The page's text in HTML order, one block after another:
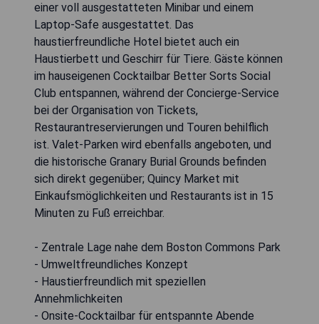
einer voll ausgestatteten Minibar und einem
Laptop-Safe ausgestattet. Das
haustierfreundliche Hotel bietet auch ein
Haustierbett und Geschirr für Tiere. Gäste können
im hauseigenen Cocktailbar Better Sorts Social
Club entspannen, während der Concierge-Service
bei der Organisation von Tickets,
Restaurantreservierungen und Touren behilflich
ist. Valet-Parken wird ebenfalls angeboten, und
die historische Granary Burial Grounds befinden
sich direkt gegenüber; Quincy Market mit
Einkaufsmöglichkeiten und Restaurants ist in 15
Minuten zu Fuß erreichbar.
- Zentrale Lage nahe dem Boston Commons Park
- Umweltfreundliches Konzept
- Haustierfreundlich mit speziellen
Annehmlichkeiten
- Onsite-Cocktailbar für entspannte Abende